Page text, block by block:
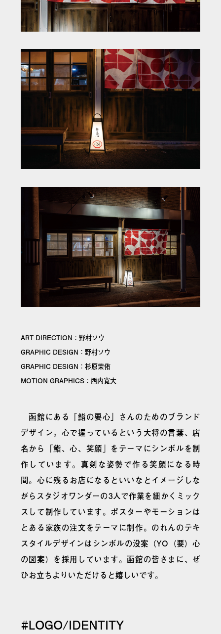
ART DIRECTION：野村ソウ
GRAPHIC DESIGN：野村ソウ
GRAPHIC DESIGN：杉原茉侑
MOTION GRAPHICS：西内寛大
函館にある「鮨の要心」さんのためのブランド
デザイン。心で握っているという大将の言葉、店
名から「鮨、心、笑顔」をテーマにシンボルを制
作しています。真剣な姿勢で作る笑顔になる時
間。心に残るお店になるといいなとイメージしな
がらスタジオワンダーの3人で作業を細かくミック
スして制作しています。ポスターやモーションは
とある家族の注文をテーマに制作。のれんのテキ
スタイルデザインはシンボルの没案（YO（要）心
の図案）を採用しています。函館の皆さまに、ぜ
ひお立ちよりいただけると嬉しいです。
#LOGO/IDENTITY